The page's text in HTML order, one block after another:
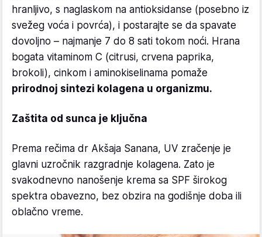
hranljivo, s naglaskom na antioksidanse (posebno iz
svežeg voća i povrća), i postarajte se da spavate
dovoljno – najmanje 7 do 8 sati tokom noći. Hrana
bogata vitaminom C (citrusi, crvena paprika,
brokoli), cinkom i aminokiselinama pomaže
prirodnoj sintezi kolagena u organizmu.
Zaštita od sunca je ključna
Prema rečima dr Akšaja Sanana, UV zračenje je
glavni uzročnik razgradnje kolagena. Zato je
svakodnevno nanošenje krema sa SPF širokog
spektra obavezno, bez obzira na godišnje doba ili
oblačno vreme.